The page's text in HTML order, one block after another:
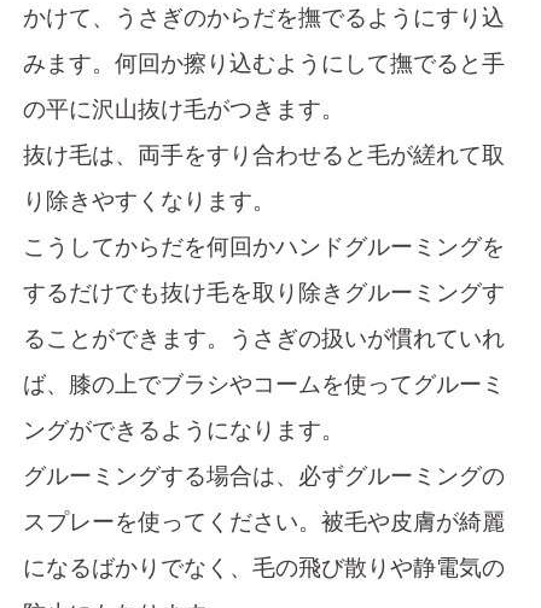
かけて、うさぎのからだを撫でるようにすり込
みます。何回か擦り込むようにして撫でると手
の平に沢山抜け毛がつきます。
抜け毛は、両手をすり合わせると毛が縒れて取
り除きやすくなります。
こうしてからだを何回かハンドグルーミングを
するだけでも抜け毛を取り除きグルーミングす
ることができます。うさぎの扱いが慣れていれ
ば、膝の上でブラシやコームを使ってグルーミ
ングができるようになります。
グルーミングする場合は、必ずグルーミングの
スプレーを使ってください。被毛や皮膚が綺麗
になるばかりでなく、毛の飛び散りや静電気の